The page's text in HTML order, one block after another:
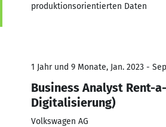
produktionsorientierten Daten
1 Jahr und 9 Monate, Jan. 2023 -
Business Analyst Rent-
Digitalisierung)
Volkswagen AG